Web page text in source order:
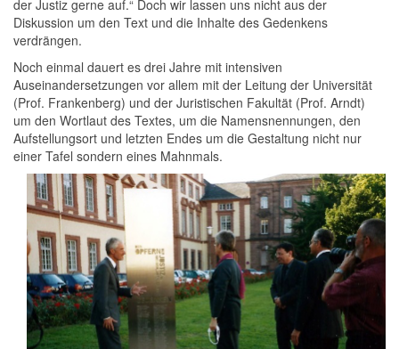
der Justiz gerne auf.“ Doch wir lassen uns nicht aus der
Diskussion um den Text und die Inhalte des Gedenkens
verdrängen.
Noch einmal dauert es drei Jahre mit intensiven
Auseinandersetzungen vor allem mit der Leitung der Universität
(Prof. Frankenberg) und der Juristischen Fakultät (Prof. Arndt)
um den Wortlaut des Textes, um die Namensnennungen, den
Aufstellungsort und letzten Endes um die Gestaltung nicht nur
einer Tafel sondern eines Mahnmals.